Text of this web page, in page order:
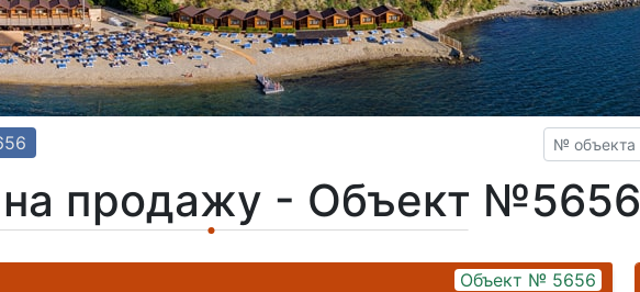
на продажу - Объект №5656
Объект № 5656